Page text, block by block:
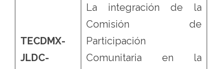
TECDMX-
JLDC-
La integración de la
Comisión de
Participación
Comunitaria en la